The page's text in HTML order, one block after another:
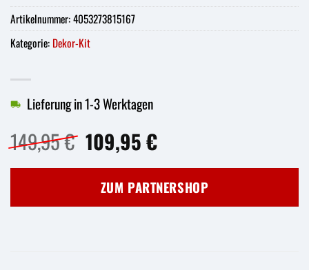
149,95€ Ursprünglicher
Preis
war:
149,95 €
109,95€Aktueller
ist:
109,95 €.
Lieferung in 1-3 Werktagen
ZUM PARTNERSHOP
Artikelnummer:4053273815167
Kategorie: Dekor-Kit